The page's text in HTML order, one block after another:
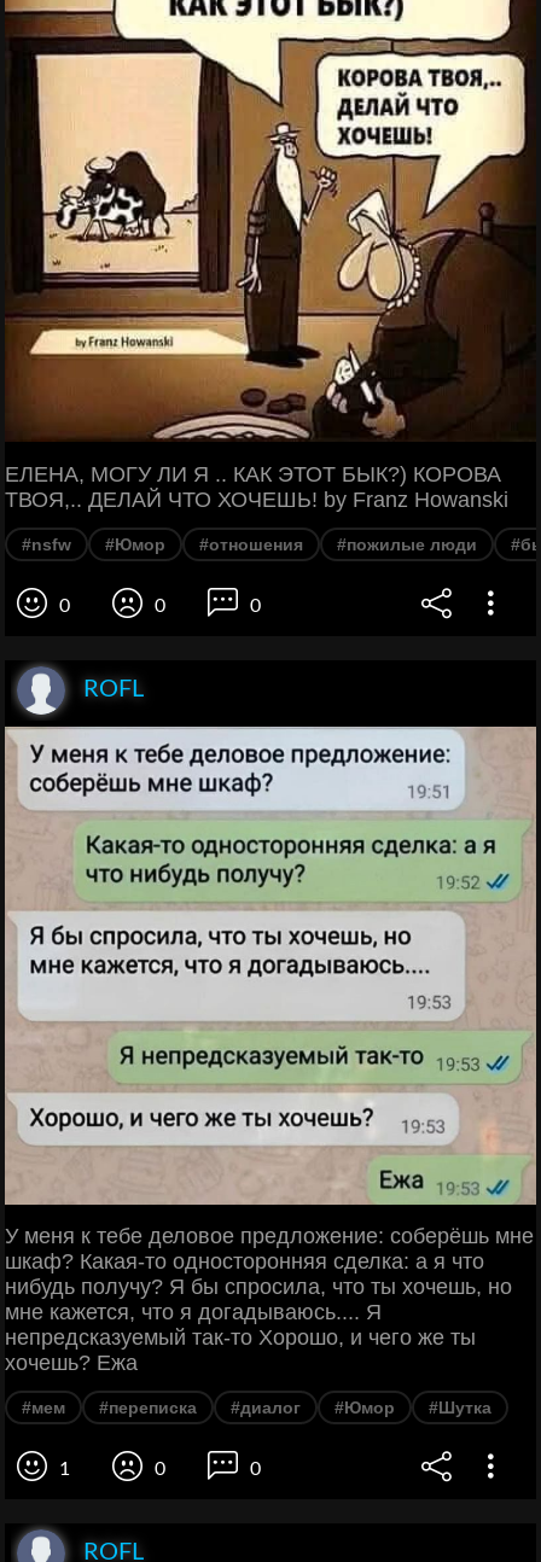
ЕЛЕНА, МОГУ ЛИ Я .. КАК ЭТОТ БЫК?) КОРОВА
ТВОЯ,.. ДЕЛАЙ ЧТО ХОЧЕШЬ! by Franz Howanski
#nsfw #Юмор #отношения #пожилые люди
0 0 0
ROFL
У меня к тебе деловое предложение: соберёшь мне
шкаф? Какая-то односторонняя сделка: а я что
нибудь получу? Я бы спросила, что ты хочешь, но
мне кажется, что я догадываюсь.... Я
непредсказуемый так-то Хорошо, и чего же ты
хочешь? Ежа
#мем #переписка #диалог #Юмор #Шутка
1 0 0
ROFL